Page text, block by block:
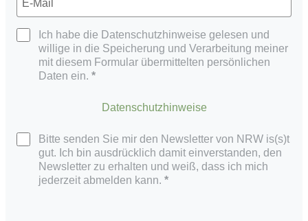
Ich habe die Datenschutzhinweise gelesen und
willige in die Speicherung und Verarbeitung meiner
mit diesem Formular übermittelten persönlichen
Daten ein.
Datenschutzhinweise
Bitte senden Sie mir den Newsletter von NRW is(s)t
gut. Ich bin ausdrücklich damit einverstanden, den
Newsletter zu erhalten und weiß, dass ich mich
jederzeit abmelden kann.